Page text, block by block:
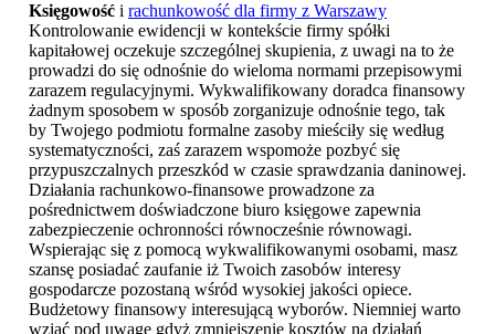
Księgowość i rachunkowość dla firmy z Warszawy
Kontrolowanie ewidencji w kontekście firmy spółki
kapitałowej oczekuje szczególnej skupienia, z uwagi na to że
prowadzi do się odnośnie do wieloma normami przepisowymi
zarazem regulacyjnymi. Wykwalifikowany doradca finansowy
żadnym sposobem w sposób zorganizuje odnośnie tego, tak
by Twojego podmiotu formalne zasoby mieściły się według
systematyczności, zaś zarazem wspomoże pozbyć się
przypuszczalnych przeszkód w czasie sprawdzania daninowej.
Działania rachunkowo-finansowe prowadzone za
pośrednictwem doświadczone biuro księgowe zapewnia
zabezpieczenie ochronności równocześnie równowagi.
Wspierając się z pomocą wykwalifikowanymi osobami, masz
szansę posiadać zaufanie iż Twoich zasobów interesy
gospodarcze pozostaną wśród wysokiej jakości opiece.
Budżetowy finansowy interesującą wyborów. Niemniej warto
wziąć pod uwagę gdyż zmniejszenie kosztów na działań